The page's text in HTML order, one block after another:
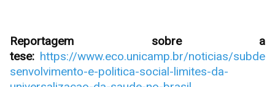
Reportagem sobre a
tese: https://www.eco.unicamp.br/noticias/subde
senvolvimento-e-politica-social-limites-da-